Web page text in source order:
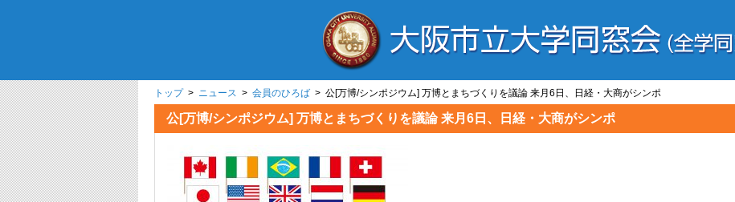
トップ> ニュース > 会員のひろば > 公[万博/シンポジウム] 万博とまちづくりを議論 来月6日、日経・大商がシンポ
公[万博/シンポジウム] 万博とまちづくりを議論 来月6日、日経・大商がシンポ